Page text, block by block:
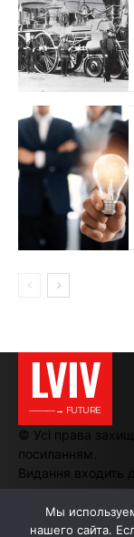
LVIV
———→ FUTURE
© Усі права
посиланням.
Видання входить
Мы
нашего сайта.